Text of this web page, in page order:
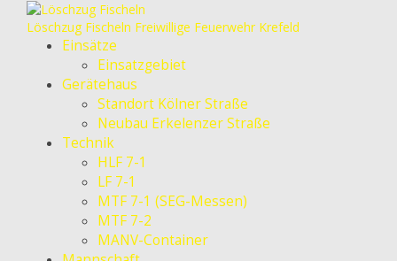
Löschzug Fischeln Freiwillige Feuerwehr Krefeld
Einsätze
Einsatzgebiet
Gerätehaus
Standort Kölner Straße
Neubau Erkelenzer Straße
Technik
HLF 7-1
LF 7-1
MTF 7-1 (SEG-Messen)
MTF 7-2
MANV-Container